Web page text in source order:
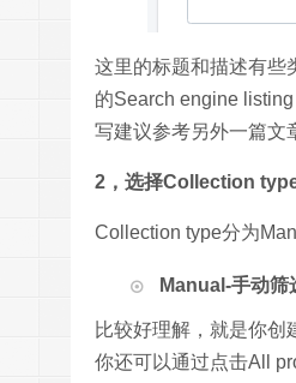
这里的标题和描述有些
的Search engine
写建议参考另外一篇文
2，选择Collection
Collection type分为
Manual-手动筛
比较好理解，就是你
你还可以通过点击All